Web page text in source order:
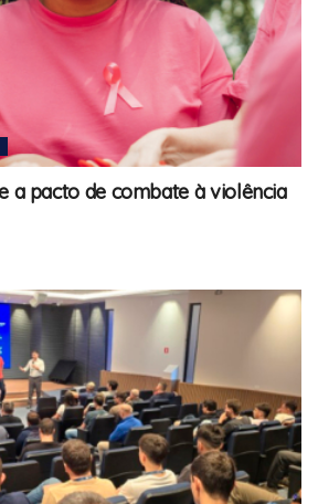
a pacto de combate à violência